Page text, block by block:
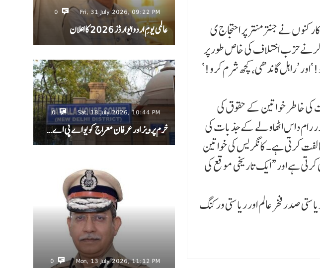
Fri, 31 July 2026, 09:22 PM
0
عالمی یومِ اردو ایوارڈز 2026 کا اعلان
Sat, 18 July 2026, 10:44 PM
0
خرم پرویز اور عرفان معراج کو یو اے پی اے…
Mon, 13 July 2026, 11:12 PM
0
کنو ں نے جنتر منتر پر احتجاج ی
کرنے حزب اختلاف کی خاص طور پر
’راہل گاندھی، کچھ شرم کرو!‘
کی خا طر خو اتین کے حقوق کی
رام داس اٹھاولے کے جذبات کی
کرتی ہے۔ کانگریس کی خواتین
کرتی ہے اور “ایک تاریخی موقع کی
صدر فخر عالم اور ریاستی ورکنگ